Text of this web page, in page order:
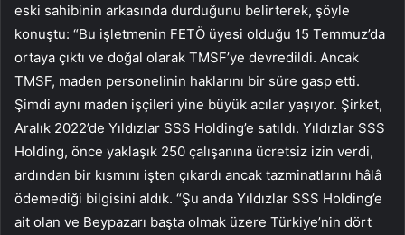
eski sahibinin arkasında durduğunu belirterek, şöyle
konuştu: “Bu işletmenin FETÖ üyesi olduğu 15 Temmuz’da
ortaya çıktı ve doğal olarak TMSF’ye devredildi. Ancak
TMSF, maden personelinin haklarını bir süre gasp etti.
Şimdi aynı maden işçileri yine büyük acılar yaşıyor. Şirket,
Aralık 2022’de Yıldızlar SSS Holding’e satıldı. Yıldızlar SSS
Holding, önce yaklaşık 250 çalışanına ücretsiz izin verdi,
ardından bir kısmını işten çıkardı ancak tazminatlarını hâlâ
ödemediği bilgisini aldık. “Şu anda Yıldızlar SSS Holding’e
ait olan ve Beypazarı başta olmak üzere Türkiye’nin dört